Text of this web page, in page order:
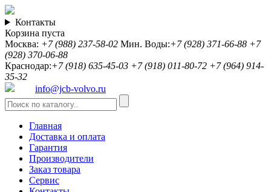
Контакты
Корзина пуста
Москва: +7 (988) 237-58-02 Мин. Воды:+7 (928) 371-66-88 +7
(928) 370-06-88
Краснодар:+7 (918) 635-45-03 +7 (918) 011-80-72 +7 (964) 914-
35-32
info@jcb-volvo.ru
Главная
Доставка и оплата
Гарантия
Производители
Заказ товара
Сервис